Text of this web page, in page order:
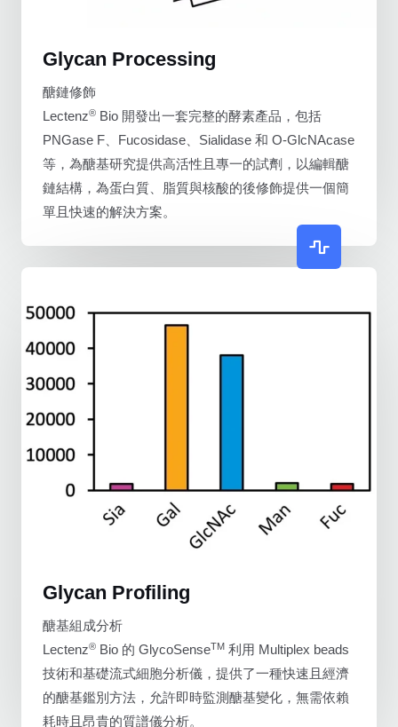
Glycan Processing
醣鏈修飾
Lectenz® Bio 開發出一套完整的酵素產品，包括
PNGase F、Fucosidase、Sialidase 和 O-GlcNAcase
等，為醣基研究提供高活性且專一的試劑，以編輯醣
鏈結構，為蛋白質、脂質與核酸的後修飾提供一個簡
單且快速的解決方案。
Glycan Profiling
醣基組成分析
Lectenz® Bio 的 GlycoSenseTM 利用 Multiplex beads
技術和基礎流式細胞分析儀，提供了一種快速且經濟
的醣基鑑別方法，允許即時監測醣基變化，無需依賴
耗時且昂貴的質譜儀分析。